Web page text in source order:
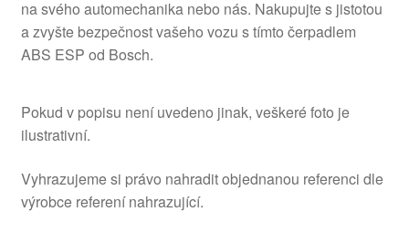
na svého automechanika nebo nás. Nakupujte s jistotou
a zvyšte bezpečnost vašeho vozu s tímto čerpadlem
ABS ESP od Bosch.
Pokud v popisu není uvedeno jinak, veškeré foto je
ilustrativní.
Vyhrazujeme si právo nahradit objednanou referenci dle
výrobce referení nahrazující.